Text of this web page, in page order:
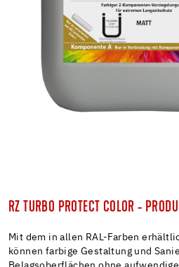
RZ TURBO PROTECT COLOR -
Mit dem in allen RAL-Farben
können farbige Gestaltung und